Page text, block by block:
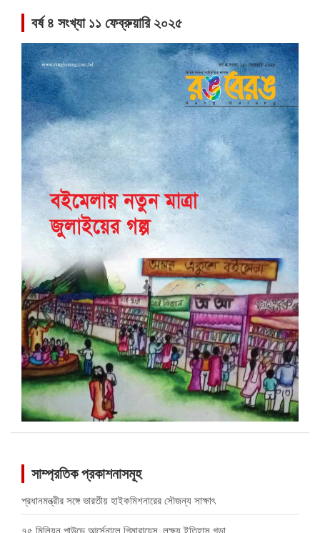
বর্ষ ৪ সংখ্যা ১১ ফেব্রুয়ারি ২০২৫
সাম্প্রতিক প্রকাশনাসমূহ
প্রধানমন্ত্রীর সঙ্গে ভারতীয় হাইকমিশনারের সৌজন্য সাক্ষাৎ